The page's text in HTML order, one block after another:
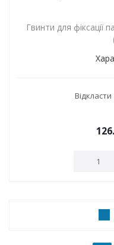
Гвинти для фіксації
Відкласти